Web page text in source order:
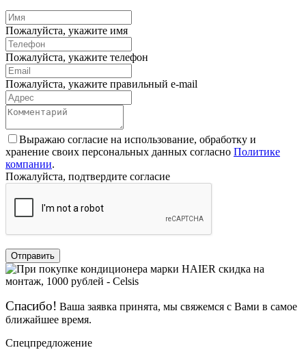
Пожалуйста, укажите имя
Пожалуйста, укажите телефон
Пожалуйста, укажите правильный e-mail
Выражаю согласие на использование, обработку и
хранение своих персональных данных согласно Политике
компании.
Пожалуйста, подтвердите согласие
Отправить
Спасибо! Ваша заявка принята, мы свяжемся с Вами в самое
ближайшее время.
Спецпредложение